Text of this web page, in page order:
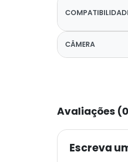
CÂMERA
Avaliações
Escreva